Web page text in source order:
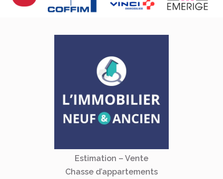
Estimation – Vente
Chasse d’appartements